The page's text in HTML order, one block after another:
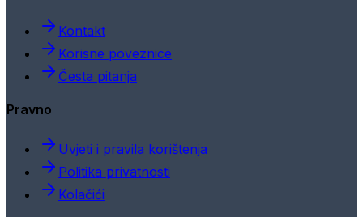
Kontakt
Korisne poveznice
Česta pitanja
Pravno
Uvjeti i pravila korištenja
Politika privatnosti
Kolačići